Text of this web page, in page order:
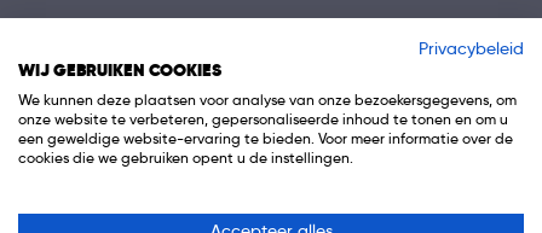
Privacybeleid
WIJ GEBRUIKEN COOKIES
We kunnen deze plaatsen voor analyse van onze bezoekersgegevens, om
onze website te verbeteren, gepersonaliseerde inhoud te tonen en om u
een geweldige website-ervaring te bieden. Voor meer informatie over de
cookies die we gebruiken opent u de instellingen.